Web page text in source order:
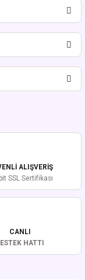
ALIŞVERİŞ
SSL Sertifikası
CANLI
HATTI